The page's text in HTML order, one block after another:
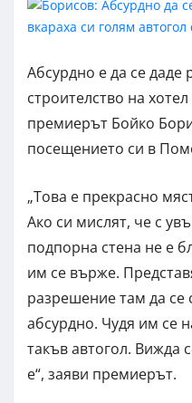
Абсурдно е да се даде
строителство на
премиерът Бойко
посещението си в
„Това е прекрасно
Ако си мислят, че с
подпорна стена не е
им се върже.
разрешение там да се
абсурдно. Чудя им се
такъв автогол. Вижда
е“, заяви премиерът.